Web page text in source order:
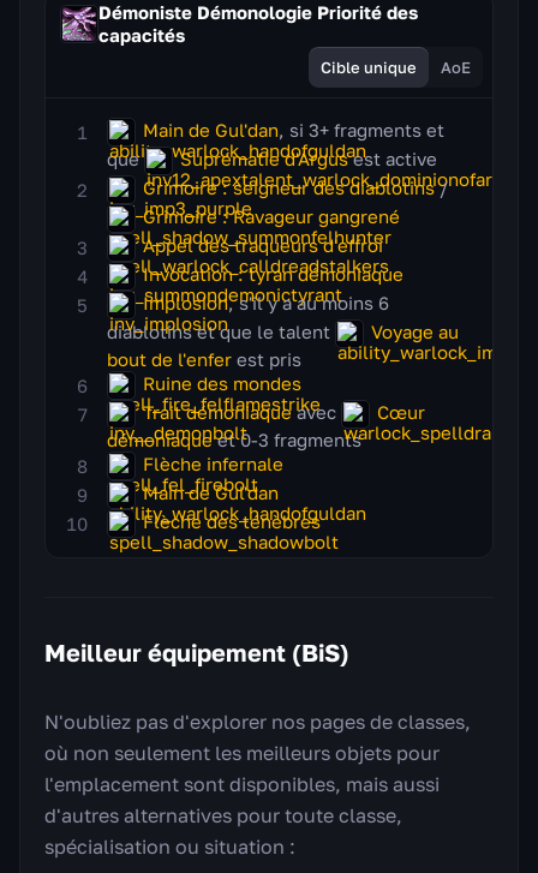
Démoniste Démonologie Priorité des
capacités
Cible unique AoE
Main de Gul'dan, si 3+ fragments et
que
Suprématie d'Argusest active
Grimoire : seigneur des diablotins/
Grimoire : Ravageur gangrené
Appel des traqueurs d'effroi
Invocation : tyran démoniaque
Implosion, s'il y a au moins 6
diablotins et que le talent
Voyage au
bout de l'enfer est pris
Ruine des mondes
Trait démoniaque avec
Cœur
démoniaqueet 0-3 fragments
Flèche infernale
Main de Gul'dan
Flèche des ténèbres
Meilleur équipement (BiS)
N'oubliez pas d'explorer nos pages de classes,
où non seulement les meilleurs objets pour
l'emplacement sont disponibles, mais aussi
d'autres alternatives pour toute classe,
spécialisation ou situation :